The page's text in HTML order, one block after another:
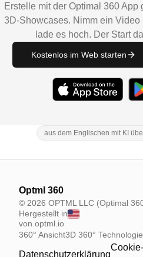
Erstelle mit der Optimal 360
3D-Showcases. Nimm ein Video
lade es hoch. Der Start
Kostenlos im Web starten
aus dem Englischen mit KI
Optml 360
© 2026 OPTML LLC (Optimal
Hergestellt in
von optml.io
360° Ansicht3D 360° Technologie
Datenschutzerklärung
Cookie-